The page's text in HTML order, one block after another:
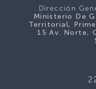
Dirección
Ministerio De
Territorial,
15 Av. Norte,